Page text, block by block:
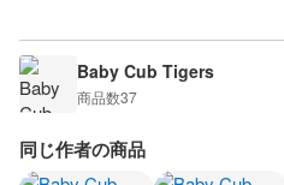
Baby Cub Tigers
商品数37
同じ作者の商品